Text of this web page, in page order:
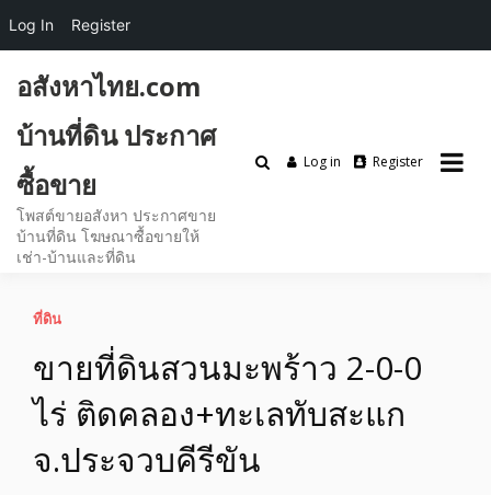
content
อสังหาไทย.com
บ้านที่ดิน ประกาศ
ซื้อขาย
โพสต์ขายอสังหา ประกาศขาย
บ้านที่ดิน โฆษณาซื้อขายให้
เช่า-บ้านและที่ดิน
Log in Register
ที่ดิน
ขายที่ดินสวนมะพร้าว 2-0-0
ไร่ ติดคลอง+ทะเลทับสะแก
จ.ประจวบคีรีขัน
Log In Register